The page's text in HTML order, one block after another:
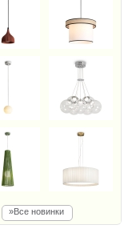
»Все новинки